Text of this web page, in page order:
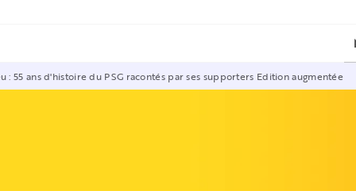
: 55 ans d'histoire du PSG racontés par ses supporters Edition augmentée